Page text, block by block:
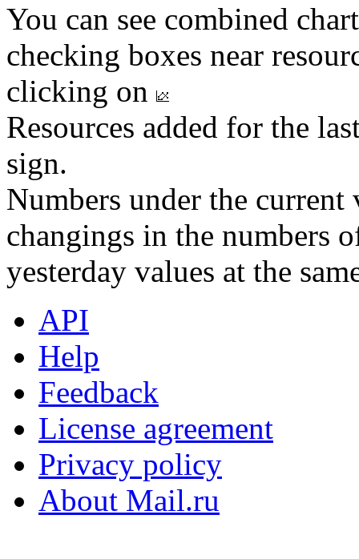
You can see combined
checking boxes near
clicking on
Resources added for the
sign.
Numbers under the
changings in the numbers
yesterday values at the
API
Help
Feedback
License agreement
Privacy policy
About Mail.ru